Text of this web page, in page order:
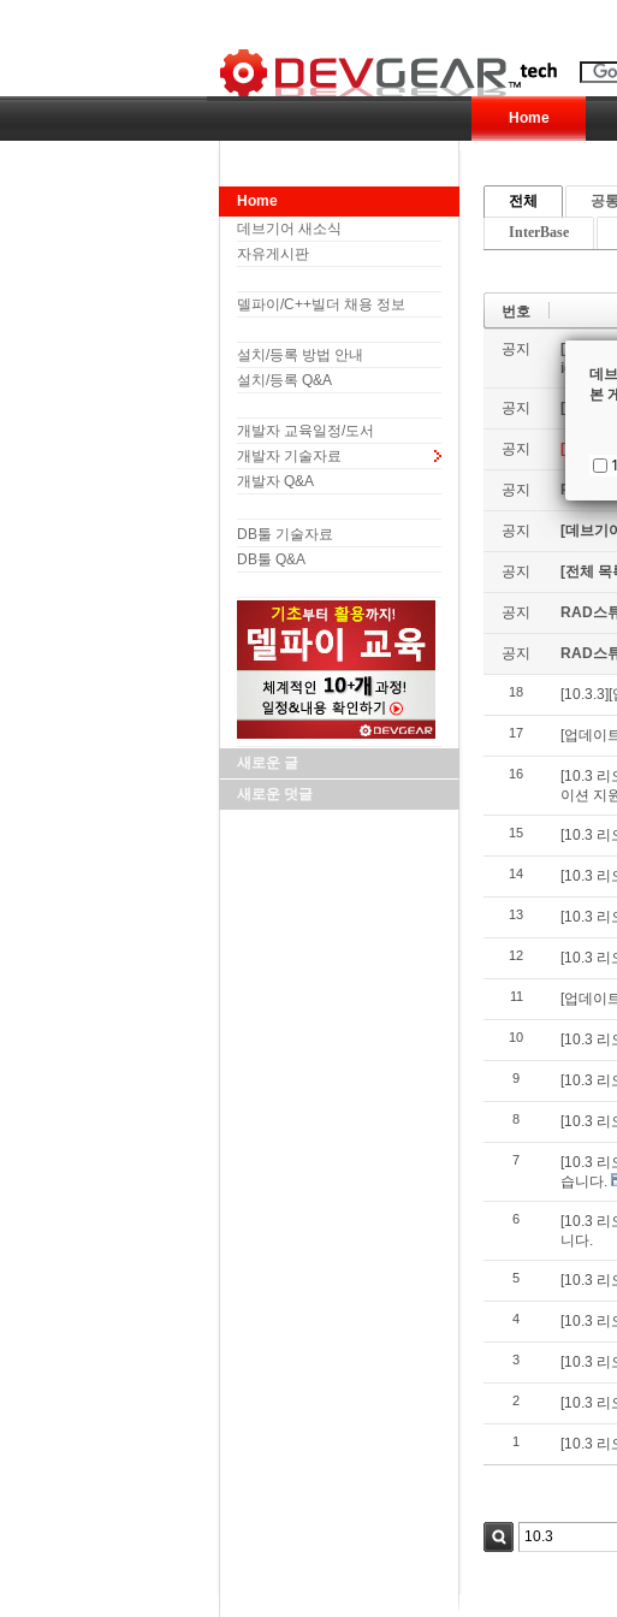
Home
Home
데브기어 새소식
자유게시판
델파이/C++빌더 채용 정보
설치/등록 방법 안내
설치/등록 Q&A
개발자 교육일정/도서
개발자 기술자료
개발자 Q&A
DB툴 기술자료
DB툴 Q&A
새로운 글
새로운 덧글
전체 공
InterBase
번호
공지
iques)
공지 [UX
공지 [10.4 시
공지 RAD스
공지 [데브기
공지 [전체 목
공지 RAD스
공지 RAD스
18
17 [업데이
16
[10.3 리
이션 지
15 [10.3 리
14 [10.3 리
13 [10.3 리
12 [10.3 리
11 [업데이
10 [10.3 리
9 [10.3 리
8 [10.3 리
7
[10.3 리
습니다.
6
[10.3 리
니다.
5 [10.3 리
4 [10.3 리
3 [10.3 리
2 [10.3 리
1 [10.3 리
데
본